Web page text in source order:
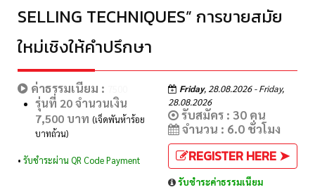
SELLING TECHNIQUES” การขายสมัย
ใหม่เชิงให้คำปรึกษา
ค่าธรรมเนียม :
รุ่นที่ 20 จำนวนเงิน
7,500 บาท (เจ็ดพันห้าร้อย
บาทถ้วน)
• รับชำระผ่าน QR Code Payment
Friday, 28.08.2026 - Friday,
28.08.2026
รับสมัคร : 30 คน
จำนวน : 6.0 ชั่วโมง
REGISTER HERE ➤
รับชำระค่าธรรมเนียม